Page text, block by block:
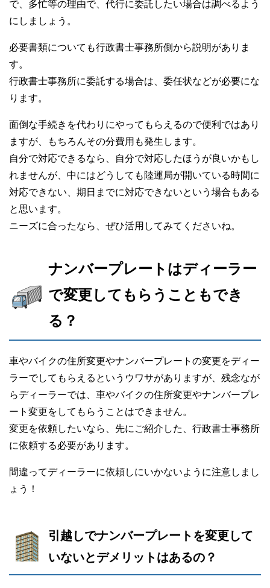
で、多忙等の理由で、代行に委託したい場合は調べるよう
にしましょう。
必要書類についても行政書士事務所側から説明がありま
す。
行政書士事務所に委託する場合は、委任状などが必要にな
ります。
面倒な手続きを代わりにやってもらえるので便利ではあり
ますが、もちろんその分費用も発生します。
自分で対応できるなら、自分で対応したほうが良いかもし
れませんが、中にはどうしても陸運局が開いている時間に
対応できない、期日までに対応できないという場合もある
と思います。
ニーズに合ったなら、ぜひ活用してみてくださいね。
ナンバープレートはディーラー
で変更してもらうこともでき
る？
車やバイクの住所変更やナンバープレートの変更をディー
ラーでしてもらえるというウワサがありますが、残念なが
らディーラーでは、車やバイクの住所変更やナンバープレ
ート変更をしてもらうことはできません。
変更を依頼したいなら、先にご紹介した、行政書士事務所
に依頼する必要があります。
間違ってディーラーに依頼しにいかないように注意しまし
ょう！
引越しでナンバープレートを変更して
いないとデメリットはあるの？